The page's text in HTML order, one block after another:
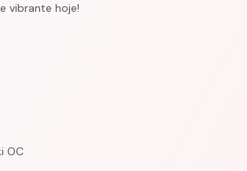
vibrante hoje!
OC